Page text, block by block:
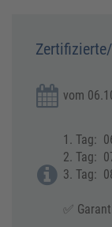
vom
1. Tag:
2. Tag:
3. Tag:
✅